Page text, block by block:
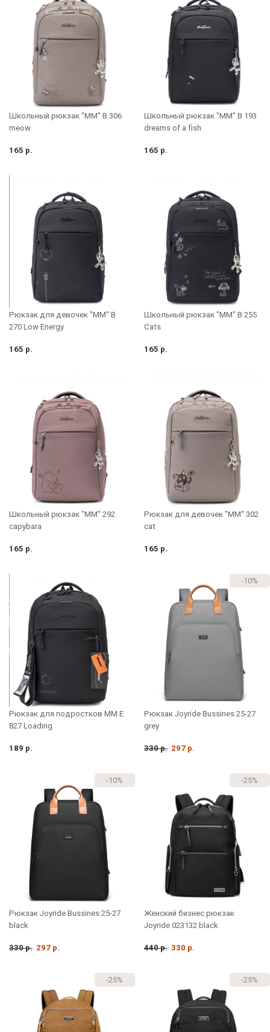
Школьный рюкзак "MM" B 306
meow
165 р.
Школьный рюкзак "MM" B 193
dreams of a fish
165 р.
Рюкзак для девочек "MM" B
270 Low Energy
165 р.
Школьный рюкзак "MM" B 255
Cats
165 р.
Школьный рюкзак "MM" 292
capybara
165 р.
Рюкзак для девочек "MM" 302
cat
165 р.
Рюкзак для подростков MM E
827 Loading
189 р.
-10%
Рюкзак Joyride Bussines 25-27
grey
330 р. 297 р.
-10%
Рюкзак Joyride Bussines 25-27
black
330 р. 297 р.
-25%
Женский бизнес рюкзак
Joyride 023132 black
440 р. 330 р.
-25% -25%